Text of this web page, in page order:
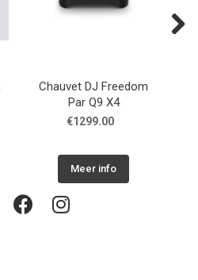
Chauvet DJ Freedom
Par Q9 X4
€1299.00
Meer info